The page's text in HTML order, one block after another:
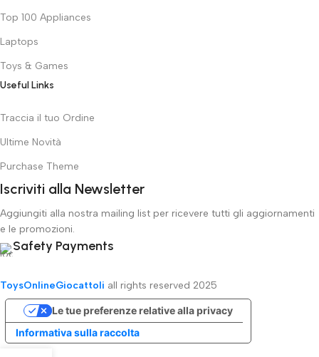
Top 100 Appliances
Laptops
Toys & Games
Useful Links
Traccia il tuo Ordine
Ultime Novità
Purchase Theme
Iscriviti alla Newsletter
Aggiungiti alla nostra mailing list per ricevere tutti gli aggiornamenti
e le promozioni.
Safety Payments
ToysOnlineGiocattoli all rights reserved 2025
Informativa sulla raccolta
Le tue preferenze relative alla privacy